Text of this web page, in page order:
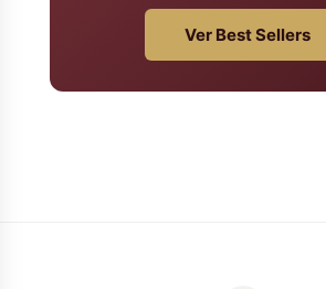
Ver Best Sellers